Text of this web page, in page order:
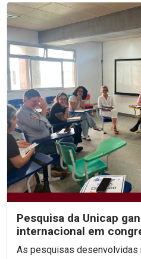
Pesquisa da Unicap
internacional em
México
As pesquisas desenvolvidas